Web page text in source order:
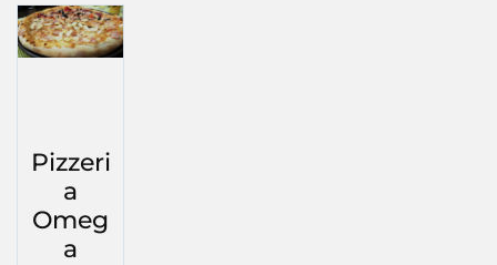
Pizzeri
a
Omeg
a